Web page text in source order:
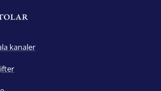
kanaler